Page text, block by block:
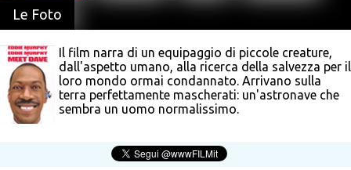
Le Foto
Il film narra di un equipaggio di piccole creature,
dall'aspetto umano, alla ricerca della salvezza per il
loro mondo ormai condannato. Arrivano sulla
terra perfettamente mascherati: un'astronave che
sembra un uomo normalissimo.